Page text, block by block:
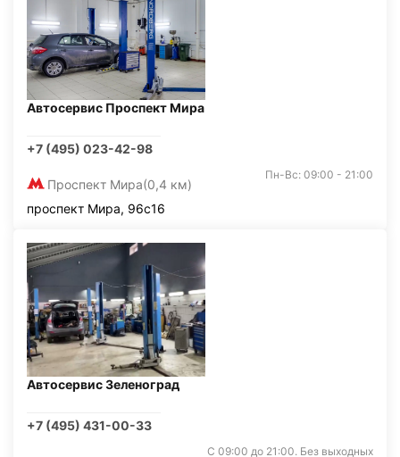
Автосервис Проспект Мира
+7 (495) 023-42-98
Проспект Мира(0,4 км)
Пн-Вс: 09:00 - 21:00
проспект Мира, 96с16
Автосервис Зеленоград
+7 (495) 431-00-33
С 09:00 до 21:00. Без выходных